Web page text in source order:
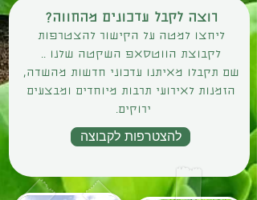
רוצה לקבל עדכונים מהחווה?
ליחצו למטה על הקישור להצטרפות
לקבוצת הווטסאפ השקטה שלנו ..
שם תקבלו מאיתנו עדכוני חדשות מהשדה,
הזמנות לאירועי תרבות מיוחדים ומבצעים
ירוקים.
להצטרפות לקבוצה